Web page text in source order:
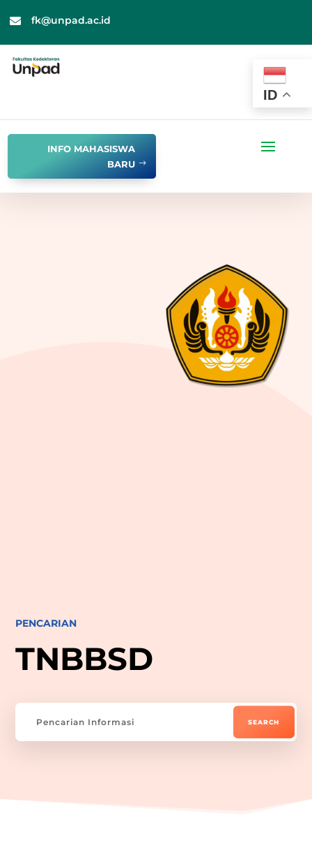
 fk@unpad.ac.id
ID
INFO MAHASISWA
BARU
PENCARIAN
TNBBSD